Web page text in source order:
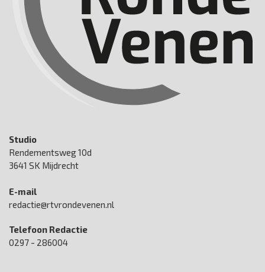
Studio
Rendementsweg 10d
3641 SK Mijdrecht
E-mail
redactie@rtvrondevenen.nl
Telefoon Redactie
0297 - 286004